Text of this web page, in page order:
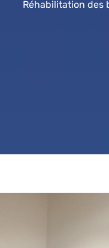
Réhabilitation des